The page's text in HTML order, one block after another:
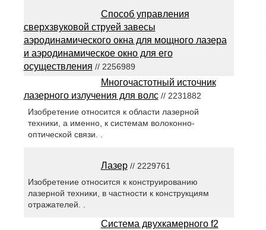
Способ управления
сверхзвуковой струей завесы
аэродинамического окна для мощного лазера
и аэродинамическое окно для его
осуществления // 2256989
Многочастотный источник
лазерного излучения для волс// 2231882
Изобретение относится к области лазерной
техники, а именно, к системам волоконно-
оптической связи. .
Лазер// 2229761
Изобретение относится к конструированию
лазерной техники, в частности к конструкциям
отражателей. .
Система двухкамерного f2